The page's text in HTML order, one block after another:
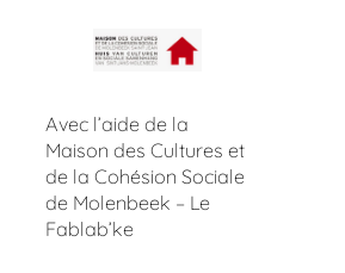
Avec l’aide de la
Maison des Cultures et
de la Cohésion Sociale
de Molenbeek – Le
Fablab’ke